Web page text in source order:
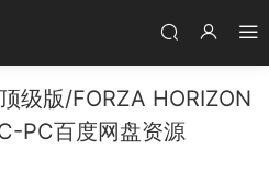
级版/FORZA HORIZON
PC百度网盘资源